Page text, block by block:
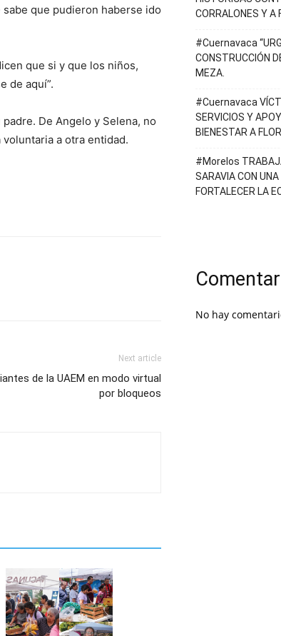
que pudieron haberse ido
que si y que los niños,
de aquí”.
De Angelo y Selena, no
a otra entidad.
Next article
de la UAEM en modo virtual
por bloqueos
CORRALONES Y A
#Cuernavaca
CONSTRUCCIÓN
MEZA.
#Cuernavaca
SERVICIOS Y
BIENESTAR A
#Morelos
SARAVIA CON
FORTALECER LA
No hay